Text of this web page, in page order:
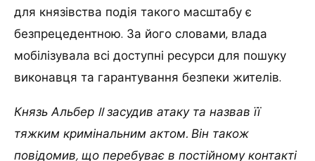
для князівства подія такого масштабу є
безпрецедентною. За його словами, влада
мобілізувала всі доступні ресурси для пошуку
виконавця та гарантування безпеки жителів.
Князь Альбер II засудив атаку та назвав її
тяжким кримінальним актом. Він також
повідомив, що перебуває в постійному контакті